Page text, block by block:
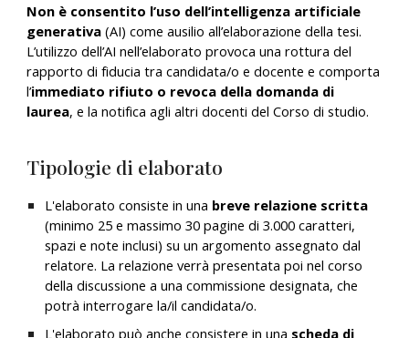
Non è consentito l’uso dell’intelligenza artificiale
generativa (AI) come ausilio all’elaborazione della tesi.
L’utilizzo dell’AI nell’elaborato provoca una rottura del
rapporto di fiducia tra candidata/o e docente e comporta
l’immediato rifiuto o revoca della domanda di
laurea, e la notifica agli altri docenti del Corso di studio.
Tipologie di elaborato
L'elaborato consiste inuna breve relazione scritta
(minimo 25 emassimo 30pagine di3.000 caratteri,
spazi e note inclusi) su un argomento assegnato dal
relatore. La relazione verrà presentata poi nel corso
della discussione a una commissione designata, che
potrà interrogare la/il candidata/o.
L'elaborato può anche consistere in una scheda di